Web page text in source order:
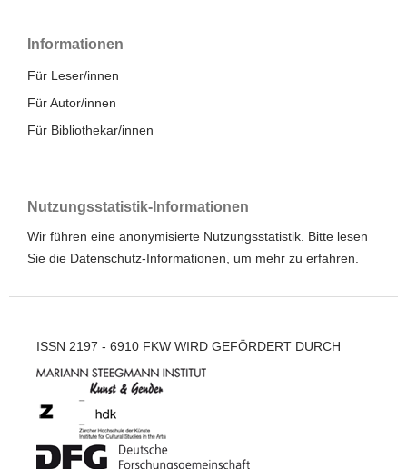
Informationen
Für Leser/innen
Für Autor/innen
Für Bibliothekar/innen
Nutzungsstatistik-Informationen
Wir führen eine anonymisierte Nutzungsstatistik. Bitte lesen
Sie die Datenschutz-Informationen, um mehr zu erfahren.
ISSN 2197 - 6910 FKW WIRD GEFÖRDERT DURCH